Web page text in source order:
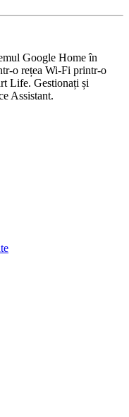
Google Home în
o rețea Wi-Fi printr-o
Life. Gestionați și
Assistant.